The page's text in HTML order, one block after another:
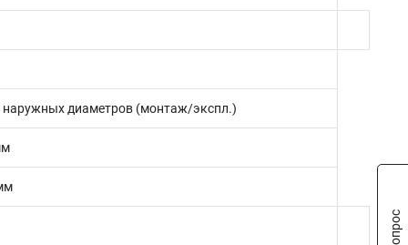
наружных диаметров (монтаж/экспл.)